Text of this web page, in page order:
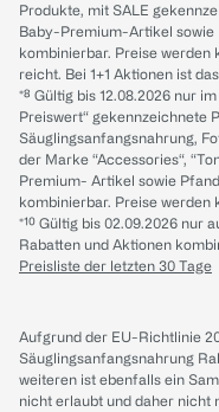
Produkte, mit SALE
Baby-Premium-Artikel sowie
kombinierbar. Preise werden
reicht. Bei 1+1 Aktionen ist
*⁸ Gültig bis 12.08.2026 nur
Preiswert“ gekennzeichnete
Säuglingsanfangsnahrung,
der Marke “Accessories“,
Premium- Artikel sowie
kombinierbar. Preise werden
*¹⁰ Gültig bis 02.09.2026 nur
Rabatten und Aktionen
Preisliste der letzten 30 Tage
Aufgrund der EU-Richtlinie
Säuglingsanfangsnahrung
weiteren ist ebenfalls ein
nicht erlaubt und daher nicht